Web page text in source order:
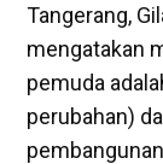
Tangerang,
mengatakan
pemuda
perubahan)